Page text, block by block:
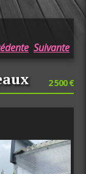
Suivante
2 500 €